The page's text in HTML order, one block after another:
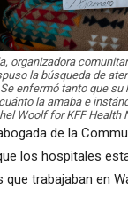
organizadora
la búsqueda de
enfermó tanto que su
la amaba e
Woolf for KFF Health
de la
los hospitales
trabajaban en